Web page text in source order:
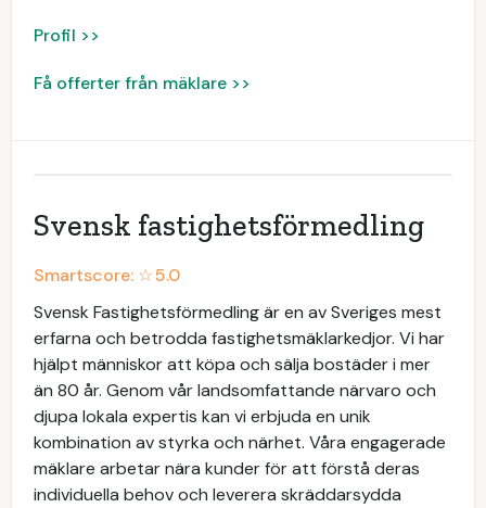
Profil >>
Få offerter från mäklare >>
Svensk fastighetsförmedling
Smartscore: ☆5.0
Svensk Fastighetsförmedling är en av Sveriges mest
erfarna och betrodda fastighetsmäklarkedjor. Vi har
hjälpt människor att köpa och sälja bostäder i mer
än 80 år. Genom vår landsomfattande närvaro och
djupa lokala expertis kan vi erbjuda en unik
kombination av styrka och närhet. Våra engagerade
mäklare arbetar nära kunder för att förstå deras
individuella behov och leverera skräddarsydda